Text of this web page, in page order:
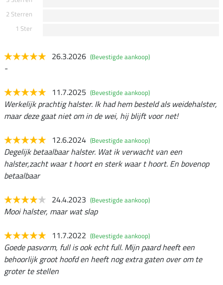
2 Sterren
1 Ster
26.3.2026 (Bevestigde aankoop)
-
11.7.2025 (Bevestigde aankoop)
Werkelijk prachtig halster. Ik had hem besteld als weidehalster,
maar deze gaat niet om in de wei, hij blijft voor net!
12.6.2024 (Bevestigde aankoop)
Degelijk betaalbaar halster. Wat ik verwacht van een
halster,zacht waar t hoort en sterk waar t hoort. En bovenop
betaalbaar
24.4.2023 (Bevestigde aankoop)
Mooi halster, maar wat slap
11.7.2022 (Bevestigde aankoop)
Goede pasvorm, full is ook echt full. Mijn paard heeft een
behoorlijk groot hoofd en heeft nog extra gaten over om te
groter te stellen